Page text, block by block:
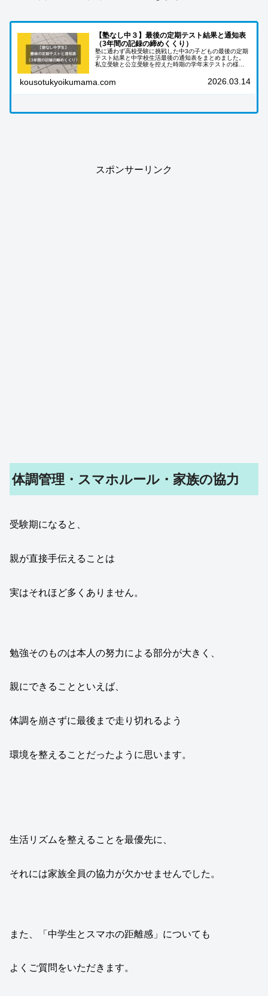
【塾なし中３】最後の定期テスト結果と通知表
（3年間の記録の締めくくり）
塾に通わず高校受験に挑戦した中3の子どもの最後の定期
テスト結果と中学校生活最後の通知表をまとめました。
私立受験と公立受験を控えた時期の学年末テストの様子
kousotukyoikumama.com 2026.03.14
スポンサーリンク
体調管理・スマホルール・家族の協力
受験期になると、
親が直接手伝えることは
実はそれほど多くありません。
勉強そのものは本人の努力による部分が大きく、
親にできることといえば、
体調を崩さずに最後まで走り切れるよう
環境を整えることだったように思います。
生活リズムを整えることを最優先に、
それには家族全員の協力が欠かせませんでした。
また、「中学生とスマホの距離感」についても
よくご質問をいただきます。